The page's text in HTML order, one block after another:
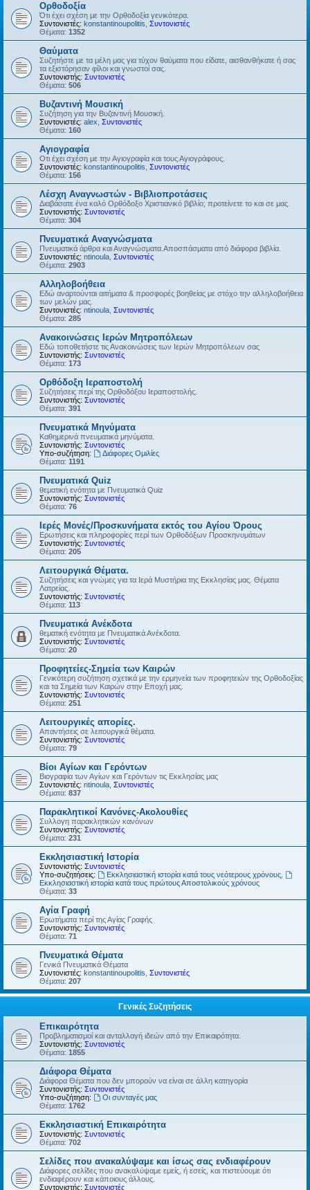
Ορθοδοξία
Ότι έχει σχέση με την Ορθοδοξία γενικότερα.
Συντονιστές: konstantinoupolitis Συντονιστές
Θέματα: 1352
Θαύματα
Συζητήστε με τα μέλη μας για τύχον θαύματα που είδατε, αισθανθήκατε ή σας
τα εξιστόρησαν φίλοι και γνωστοί σας.
Συντονιστής: Συντονιστές
Θέματα: 506
Βυζαντινή Μουσική
Συζήτηση για την Βυζαντινή Μουσική.
Συντονιστές: alex Συντονιστές
Θέματα: 160
Αγιογραφία
Οτι έχει σχέση με την Αγιογραφία και τους Αγιογράφους.
Συντονιστές: konstantinoupolitis Συντονιστές
Θέματα: 156
Λέσχη Αναγνωστών - Βιβλιοπροτάσεις
Διαβάσατε ένα καλό Ορθόδοξο Χριστιανικό βιβλίο; προτείνετε το και σε μας.
Συντονιστής: Συντονιστές
Θέματα: 304
Πνευματικά Αναγνώσματα
Πνευματικά άρθρα και Αναγνώσματα.Αποσπάσματα από διάφορα βιβλία.
Συντονιστές: ntinoula Συντονιστές
Θέματα: 2903
Αλληλοβοήθεια
Εδώ αναρτούνται αιτήματα & προσφορές βοηθείας με στόχο την αλληλοβοήθεια
των μελών μας.
Συντονιστές: ntinoula Συντονιστές
Θέματα: 285
Ανακοινώσεις Ιερών Μητροπόλεων
Εδώ τοποθετήστε τις Ανακοινώσεις των Ιερών Μητροπόλεων σας
Συντονιστής: Συντονιστές
Θέματα: 173
Ορθόδοξη Ιεραποστολή
Συζητήσεις περί της Ορθοδόξου Ιεραποστολής.
Συντονιστής: Συντονιστές
Θέματα: 391
Πνευματικά Μηνύματα
Καθημερινά πνευματικά μηνύματα.
Συντονιστής: Συντονιστές
Υπο-συζήτηση:
Διάφορες Ομιλίες
Θέματα: 1191
Πνευματικά Quiz
θεματική ενότητα με Πνευματικά Quiz
Συντονιστής: Συντονιστές
Θέματα: 76
Ιερές Μονές/Προσκυνήματα εκτός του Αγίου Όρους
Ερωτήσεις και πληροφορίες περί των Ορθοδόξων Προσκηνυμάτων
Συντονιστής: Συντονιστές
Θέματα: 205
Λειτουργικά Θέματα.
Συζητήσεις και γνώμες για τα Ιερά Μυστήρια της Εκκλησίας μας. Θέματα
Λατρείας.
Συντονιστής: Συντονιστές
Θέματα: 113
Πνευματικά Ανέκδοτα
θεματική ενότητα με Πνευματικά Ανέκδοτα.
Συντονιστής: Συντονιστές
Θέματα: 20
Προφητείες-Σημεία των Καιρών
Γενικότερη συζήτηση σχετικά με την ερμηνεία των προφητειών της Ορθοδοξίας
και τα Σημεία των Καιρών στην Εποχή μας.
Συντονιστής: Συντονιστές
Θέματα: 251
Λειτουργικές απορίες.
Απαντήσεις σε λειτουργικά θέματα.
Συντονιστής: Συντονιστές
Θέματα: 79
Βίοι Αγίων και Γερόντων
Βιογραφία των Αγίων και Γερόντων τις Εκκλησίας μας
Συντονιστές: ntinoula Συντονιστές
Θέματα: 837
Παρακλητικοί Κανόνες-Ακολουθίες
Συλλογη παρακλητικών κανόνων
Συντονιστής: Συντονιστές
Θέματα: 231
Εκκλησιαστική Ιστορία
Συντονιστής: Συντονιστές
Υπο-συζητήσεις:
Εκκλησιαστική ιστορία κατά τους νεότερους χρόνους,
Εκκλησιαστική ιστορία κατά τους πρώτους Αποστολικούς χρόνους
Θέματα: 33
Αγία Γραφή
Ερωτήματα περί της Αγίας Γραφής
Συντονιστής: Συντονιστές
Θέματα: 71
Πνευματικά Θέματα
Γενικά Πνευματικά Θέματα
Συντονιστές: konstantinoupolitis Συντονιστές
Θέματα: 207
Γενικές Συζητήσεις
Επικαιρότητα
Προβληματισμοί και ανταλλαγή ιδεών από την Επικαιρότητα.
Συντονιστής: Συντονιστές
Θέματα: 1855
Διάφορα Θέματα
Διάφορα Θέματα που δεν μπορούν να είναι σε άλλη κατηγορία
Συντονιστής: Συντονιστές
Υπο-συζήτηση:
Οι συνταγές μας
Θέματα: 1762
Εκκλησιαστική Επικαιρότητα
Συντονιστής: Συντονιστές
Θέματα: 702
Σελίδες που ανακαλύψαμε και ίσως σας ενδιαφέρουν
Διάφορες σελίδες που ανακαλύψαμε εμείς, ή εσείς, και πιστεύουμε ότι
ενδιαφέρουν και κάποιους άλλους.
Συντονιστής: Συντονιστές